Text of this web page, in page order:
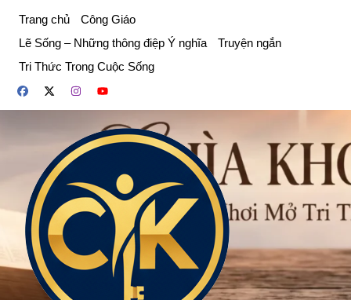
phần
dung
Trang chủ
Công Giáo
Lẽ Sống – Những thông điệp Ý nghĩa
Truyện ngắn
Tri Thức Trong Cuộc Sống